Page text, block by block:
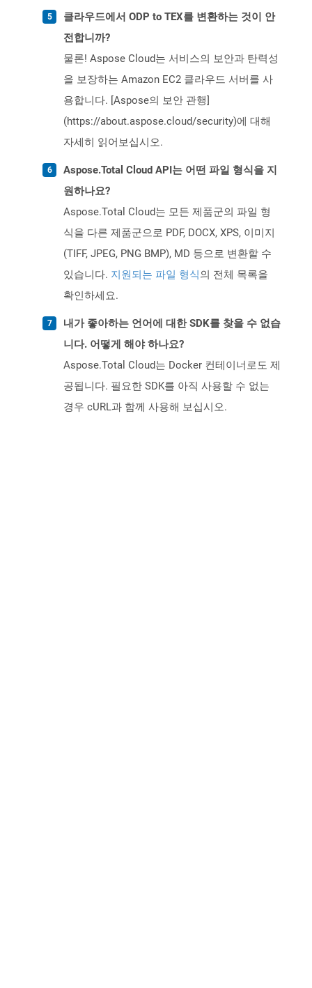
클라우드에서 ODP to TEX를 변환하는 것이 안
전합니까?
물론! Aspose Cloud는 서비스의 보안과 탄력성
을 보장하는 Amazon EC2 클라우드 서버를 사
용합니다. [Aspose의 보안 관행]
(https://about.aspose.cloud/security)에 대해
자세히 읽어보십시오.
Aspose.Total Cloud API는 어떤 파일 형식을 지
원하나요?
Aspose.Total Cloud는 모든 제품군의 파일 형
식을 다른 제품군으로 PDF, DOCX, XPS, 이미지
(TIFF, JPEG, PNG BMP), MD 등으로 변환할 수
있습니다. 지원되는 파일 형식의 전체 목록을
확인하세요.
내가 좋아하는 언어에 대한 SDK를 찾을 수 없습
니다. 어떻게 해야 하나요?
Aspose.Total Cloud는 Docker 컨테이너로도 제
공됩니다. 필요한 SDK를 아직 사용할 수 없는
경우 cURL과 함께 사용해 보십시오.